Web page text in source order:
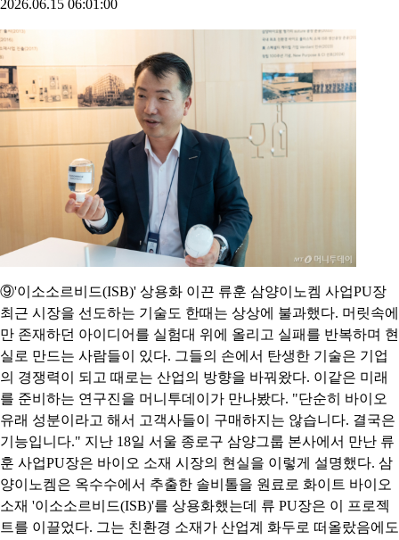
2026.06.15 06:01:00
⑨'이소소르비드(ISB)' 상용화 이끈 류훈 삼양이노켐 사업PU장
최근 시장을 선도하는 기술도 한때는 상상에 불과했다. 머릿속에
만 존재하던 아이디어를 실험대 위에 올리고 실패를 반복하며 현
실로 만드는 사람들이 있다. 그들의 손에서 탄생한 기술은 기업
의 경쟁력이 되고 때로는 산업의 방향을 바꿔왔다. 이같은 미래
를 준비하는 연구진을 머니투데이가 만나봤다. "단순히 바이오
유래 성분이라고 해서 고객사들이 구매하지는 않습니다. 결국은
기능입니다." 지난 18일 서울 종로구 삼양그룹 본사에서 만난 류
훈 사업PU장은 바이오 소재 시장의 현실을 이렇게 설명했다. 삼
양이노켐은 옥수수에서 추출한 솔비톨을 원료로 화이트 바이오
소재 '이소소르비드(ISB)'를 상용화했는데 류 PU장은 이 프로젝
트를 이끌었다. 그는 친환경 소재가 산업계 화두로 떠올랐음에도